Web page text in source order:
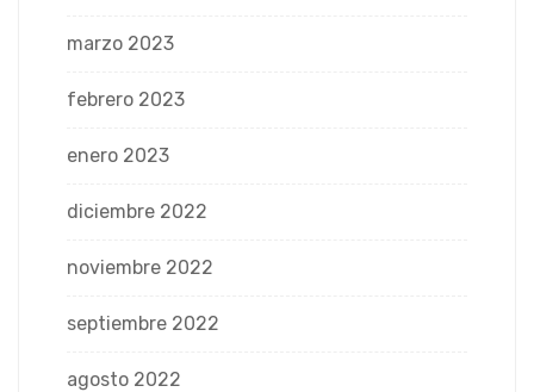
marzo 2023
febrero 2023
enero 2023
diciembre 2022
noviembre 2022
septiembre 2022
agosto 2022